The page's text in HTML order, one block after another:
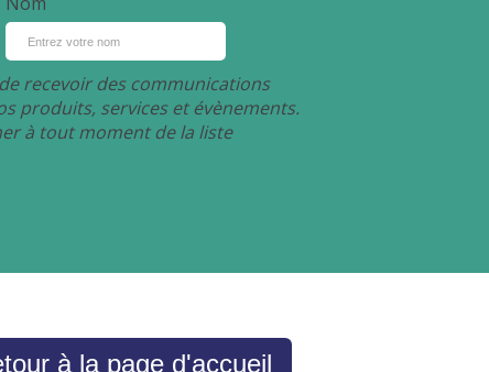
recevoir des communications
produits, services et évènements.
à tout moment de la liste
à la page d'accueil